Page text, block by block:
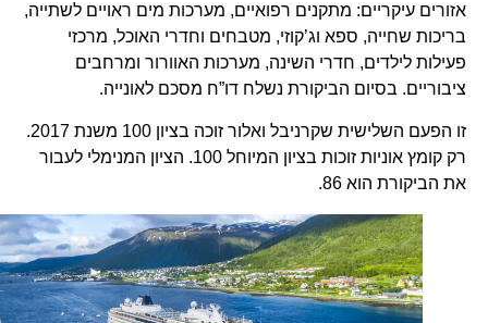
אזורים עיקריים: מתקנים רפואיים, מערכות מים ראויים לשתייה,
בריכות שחייה, ספא וג’קוזי, מטבחים וחדרי האוכל, מרכזי
פעילות לילדים, חדרי השינה, מערכות האוורור ומרחבים
ציבוריים. בסיום הביקורת נשלח דו”ח מסכם לאונייה.
זו הפעם השלישית שקרניבל ואלור זוכה בציון 100 משנת 2017.
רק קומץ אוניות זוכות בציון המיוחל 100. הציון המנימלי לעבור
את הביקורת הוא 86.